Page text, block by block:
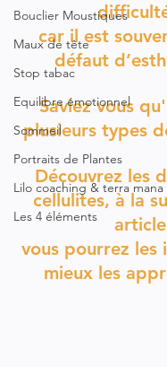
Bouclier Moustiques
Maux de tête
Stop tabac
Equilibre émotionnel
Sommeil
Portraits de Plantes
Lilo coaching & terra mana
Les 4 éléments
car il est
défaut
Saviez vous
plusieurs types
Découvrez les
cellulites, à la
article
vous pourrez
mieux les